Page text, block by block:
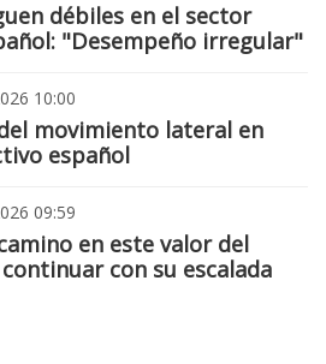
débiles en el sector
"Desempeño irregular"
10:00
movimiento lateral en
español
09:59
en este valor del
con su escalada